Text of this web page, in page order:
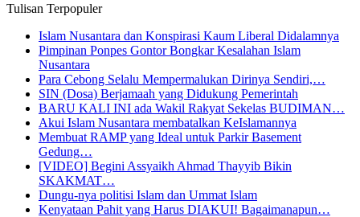
Tulisan Terpopuler
Islam Nusantara dan Konspirasi Kaum Liberal Didalamnya
Pimpinan Ponpes Gontor Bongkar Kesalahan Islam
Nusantara
Para Cebong Selalu Mempermalukan Dirinya Sendiri,…
SIN (Dosa) Berjamaah yang Didukung Pemerintah
BARU KALI INI ada Wakil Rakyat Sekelas BUDIMAN…
Akui Islam Nusantara membatalkan KeIslamannya
Membuat RAMP yang Ideal untuk Parkir Basement
Gedung…
[VIDEO] Begini Assyaikh Ahmad Thayyib Bikin
SKAKMAT…
Dungu-nya politisi Islam dan Ummat Islam
Kenyataan Pahit yang Harus DIAKUI! Bagaimanapun…